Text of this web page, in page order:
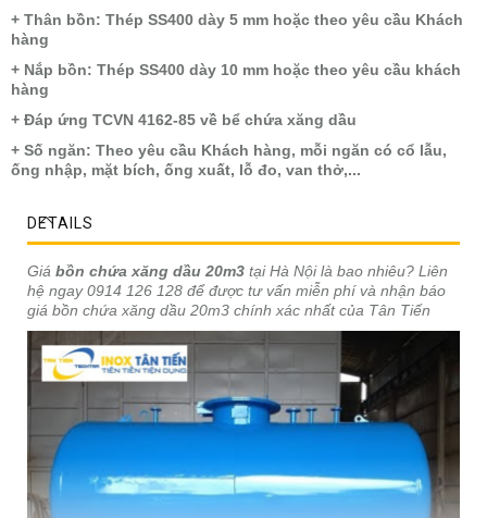
+ Thân bồn: Thép SS400 dày 5 mm hoặc theo yêu cầu Khách
hàng
+ Nắp bồn: Thép SS400 dày 10 mm hoặc theo yêu cầu khách
hàng
+ Đáp ứng TCVN 4162-85 về bể chứa xăng dầu
+ Số ngăn: Theo yêu cầu Khách hàng, mỗi ngăn có cổ lẫu,
ống nhập, mặt bích, ống xuất, lỗ đo, van thở,...
DETAILS
Giá bồn chứa xăng dầu 20m3 tại Hà Nội là bao nhiêu? Liên
hệ ngay 0914 126 128 để được tư vấn miễn phí và nhận báo
giá bồn chứa xăng dầu 20m3 chính xác nhất của Tân Tiến